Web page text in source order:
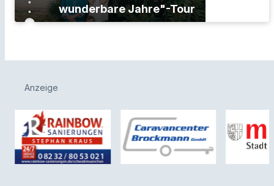
wunderbare Jahre"-Tour
Anzeige